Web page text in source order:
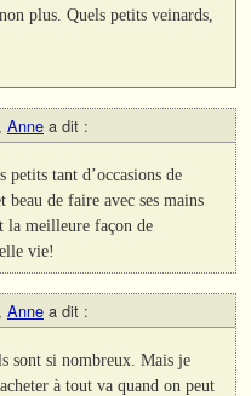
plus. Quels petits veinards,
, Anne a dit :
tant d’occasions de
beau de faire avec ses mains
la meilleure façon de
vie!
, Anne a dit :
sont si nombreux. Mais je
à tout va quand on peut